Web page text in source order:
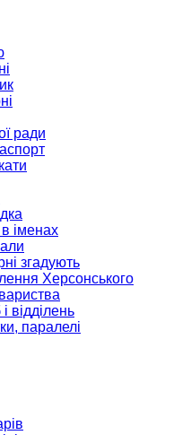
ради
в іменах
згадують
Херсонського
відділень
паралелі